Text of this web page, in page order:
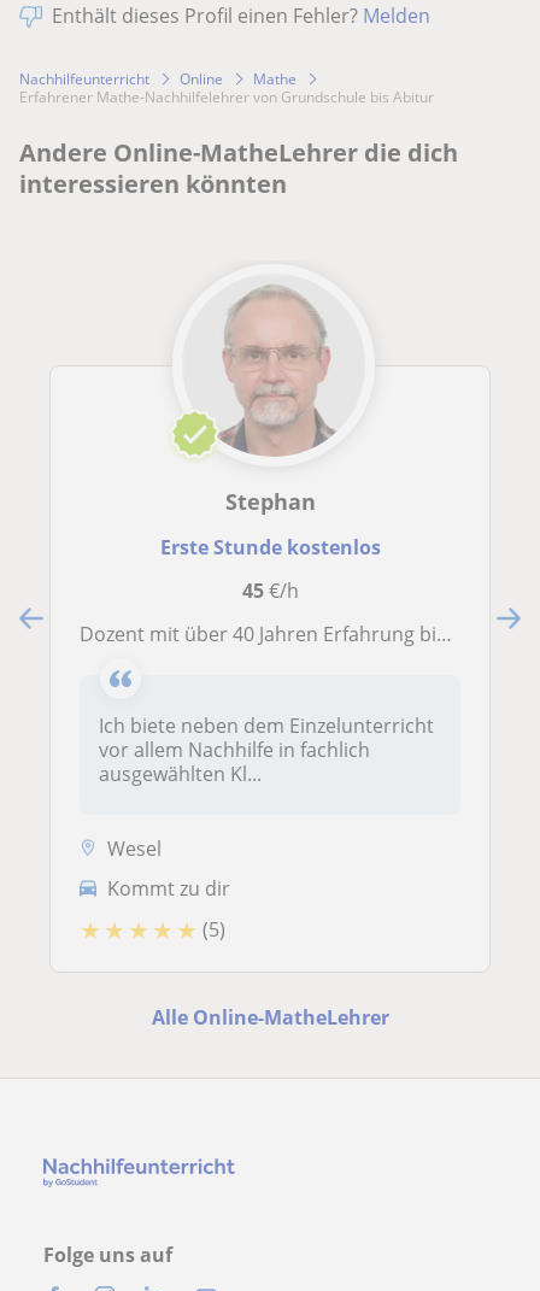
Enthält dieses Profil einen Fehler? Melden
Nachhilfeunterricht Online
Mathe
Erfahrener Mathe-Nachhilfelehrer von Grundschule bis Abitur
Andere Online-MatheLehrer die dich
interessieren könnten
Stephan
Erste Stunde kostenlos
45€/h
Dozent mit über 40 Jahren Erfahrung bietet online Mathematik-Nachhilfe und Fachrechnen für Berufsschüler
Ich biete neben dem Einzelunterricht
vor allem Nachhilfe in fachlich
ausgewählten Kl...
Wesel
Kommt zu dir
★ ★ ★ ★ ★ (5)
Alle Online-MatheLehrer
Folge uns auf